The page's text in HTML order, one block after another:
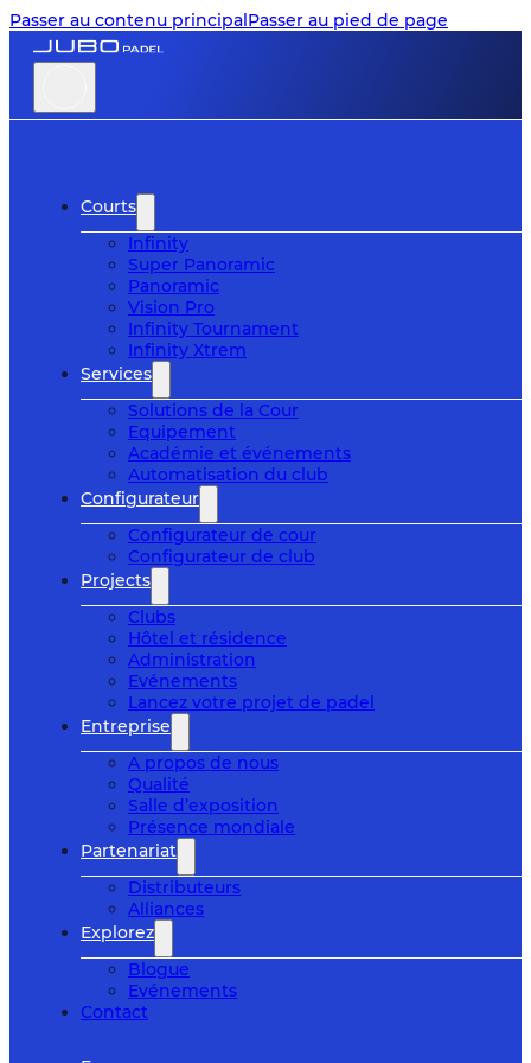
Passer au contenu principalPasser au pied de page
Courts
Infinity
Super Panoramic
Panoramic
Vision Pro
Infinity Tournament
Infinity Xtrem
Services
Solutions de la Cour
Equipement
Académie et événements
Automatisation du club
Configurateur
Configurateur de cour
Configurateur de club
Projects
Clubs
Hôtel et résidence
Administration
Evénements
Lancez votre projet de padel
Entreprise
A propos de nous
Qualité
Salle d’exposition
Présence mondiale
Partenariat
Distributeurs
Alliances
Explorez
Blogue
Evénements
Contact